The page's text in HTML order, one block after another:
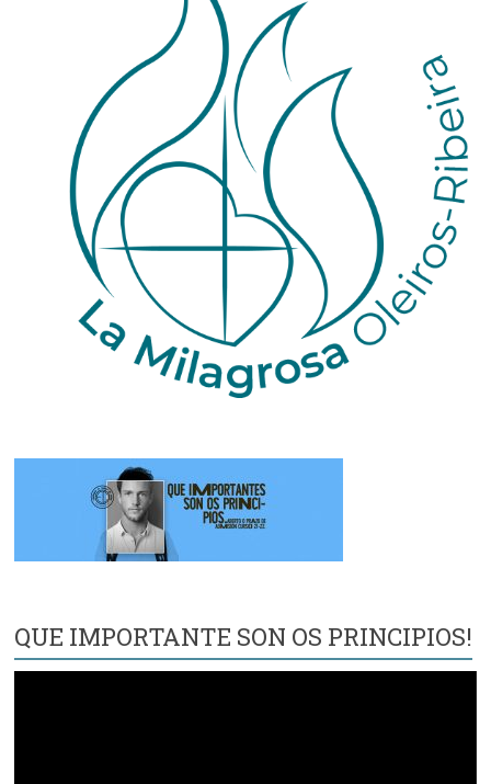
QUE IMPORTANTE SON OS PRINCIPIOS!